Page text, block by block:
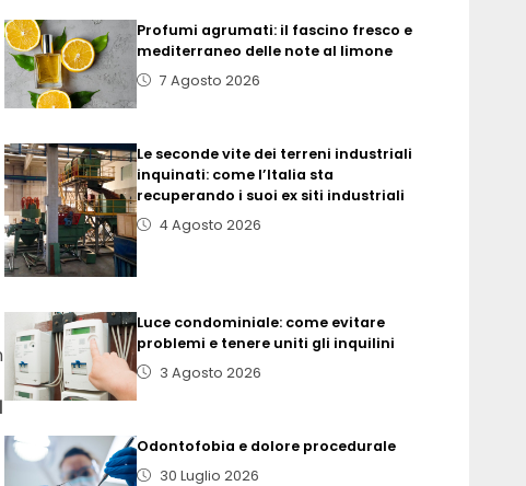
Profumi agrumati: il fascino fresco e
mediterraneo delle note al limone
7 Agosto 2026
Le seconde vite dei terreni industriali
inquinati: come l’Italia sta
recuperando i suoi ex siti industriali
4 Agosto 2026
Luce condominiale: come evitare
problemi e tenere uniti gli inquilini
3 Agosto 2026
Odontofobia e dolore procedurale
30 Luglio 2026